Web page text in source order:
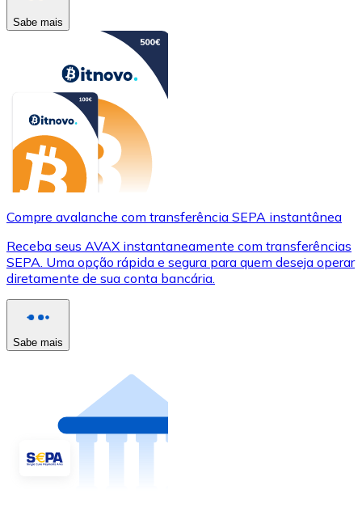
Sabe mais
Compre avalanche com transferência SEPA instantânea
Receba seus AVAX instantaneamente com transferências
SEPA. Uma opção rápida e segura para quem deseja operar
diretamente de sua conta bancária.
Sabe mais